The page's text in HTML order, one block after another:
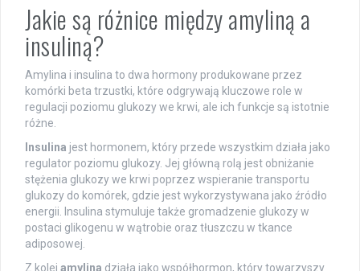
Jakie są różnice między amyliną a
insuliną?
Amylina i insulina to dwa hormony produkowane przez
komórki beta trzustki, które odgrywają kluczowe role w
regulacji poziomu glukozy we krwi, ale ich funkcje są istotnie
różne.
Insulina jest hormonem, który przede wszystkim działa jako
regulator poziomu glukozy. Jej główną rolą jest obniżanie
stężenia glukozy we krwi poprzez wspieranie transportu
glukozy do komórek, gdzie jest wykorzystywana jako źródło
energii. Insulina stymuluje także gromadzenie glukozy w
postaci glikogenu w wątrobie oraz tłuszczu w tkance
adiposowej.
Z kolei amylina działa jako współhormon, który towarzyszy